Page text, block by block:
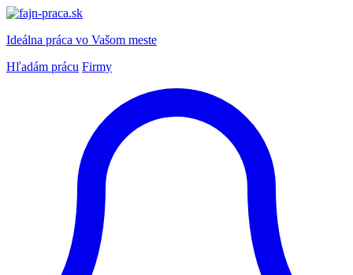
Ideálna práca vo Vašom meste
Hľadám prácu Firmy